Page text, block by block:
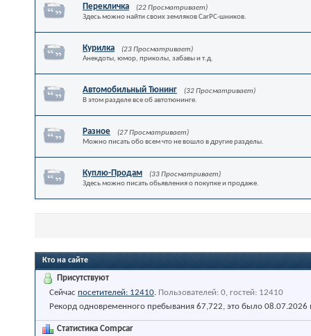
Перекличка
(22 Просматривает)
Здесь можно найти своих земляков CarPC-шников.
Курилка
(23 Просматривает)
Анекдоты, юмор, приколы, забавы и т.д.
Автомобильный Тюнинг
(32 Просматривает)
В этом разделе все об автотюнинге.
Разное
(27 Просматривает)
Можно писать обо всем что не вошло в другие разделы.
Куплю-Продам
(33 Просматривает)
Здесь можно писать обьявления о покупке и продаже.
Кто на сайте
Присутствуют
Сейчас посетителей: 12410. Пользователей: 0, гостей: 12410
Рекорд одновременного пребывания 67,722, это было 08.07.2026
Статистика Compcar